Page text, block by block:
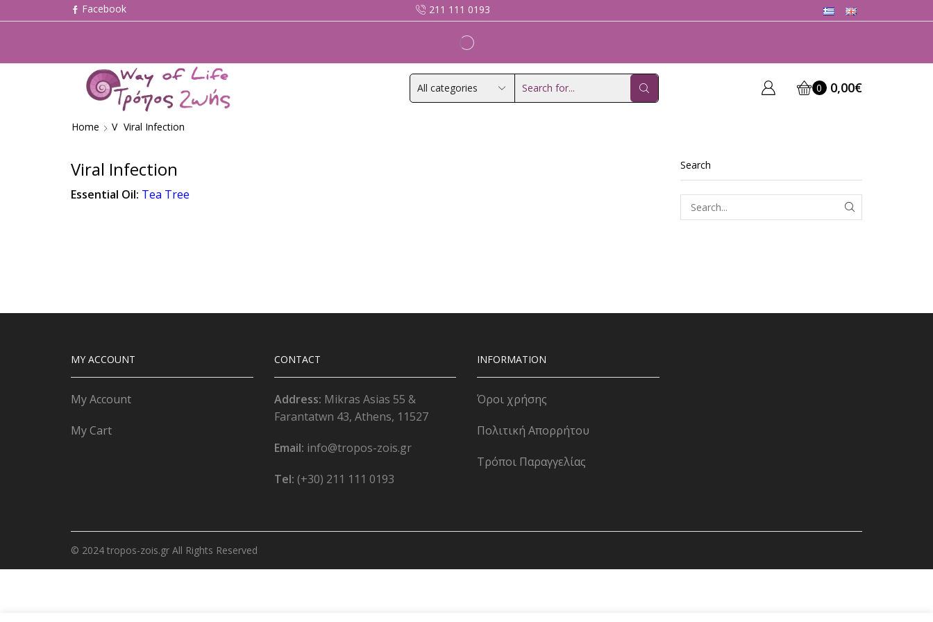
211 111 0193
Search
0 0,00€
Home V Viral Infection
Viral Infection
Essential Oil: Tea Tree
Search
SEARCH
MY ACCOUNT
My Account
My Cart
CONTACT
Address: Mikras Asias 55 &
Farantatwn 43, Athens, 11527
Email: info@tropos-zois.gr
Tel: (+30) 211 111 0193
INFORMATION
Όροι χρήσης
Πολιτική Απορρήτου
Τρόποι Παραγγελίας
© 2024 tropos-zois.gr All Rights Reserved